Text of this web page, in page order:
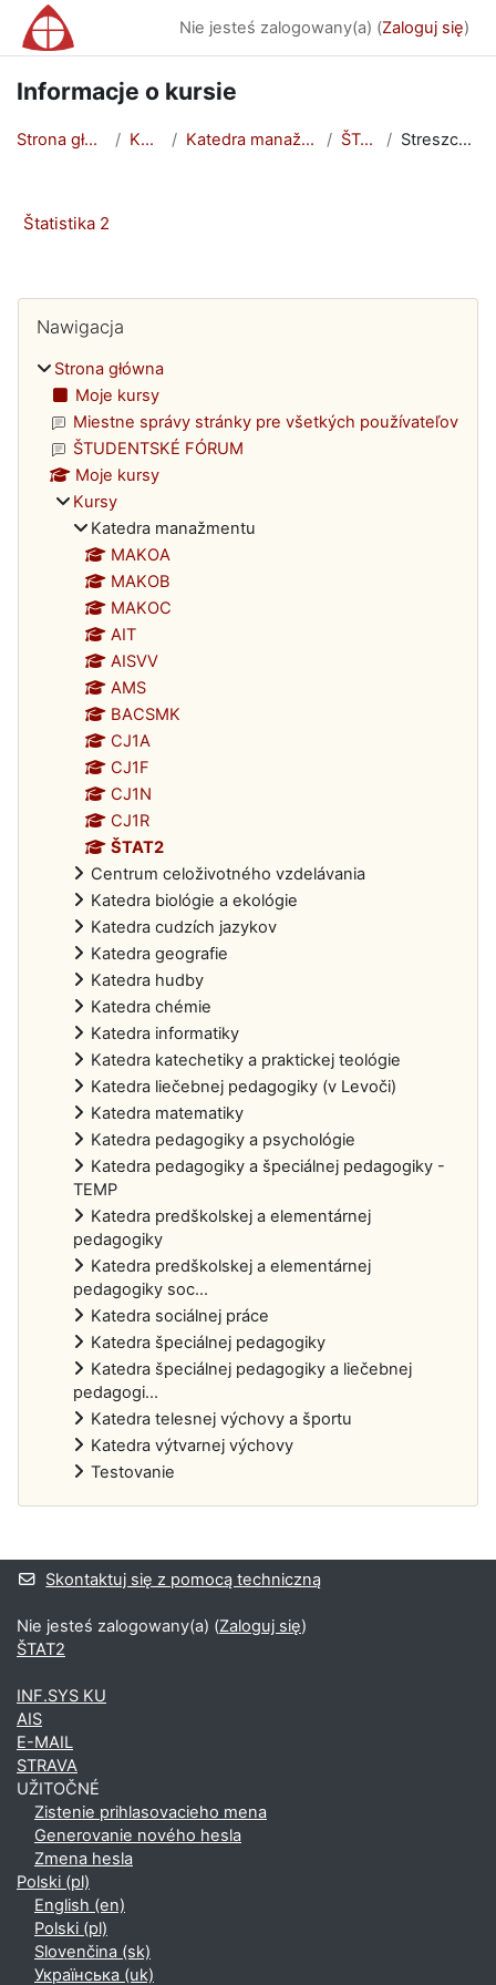
Przejdź do głównej zawartości
Nie jesteś zalogowany(a) (Zaloguj się)
Informacje o kursie
Strona główna Kursy Katedra manažmentu ŠTAT2 Streszczenie
Štatistika 2
Bloki
Nawigacja
Strona główna
Moje kursy
Miestne správy stránky pre všetkých používateľov
ŠTUDENTSKÉ FÓRUM
Moje kursy
Kursy
Katedra manažmentu
MAKOA
MAKOB
MAKOC
AIT
AISVV
AMS
BACSMK
CJ1A
CJ1F
CJ1N
CJ1R
ŠTAT2
Centrum celoživotného vzdelávania
Katedra biológie a ekológie
Katedra cudzích jazykov
Katedra geografie
Katedra hudby
Katedra chémie
Katedra informatiky
Katedra katechetiky a praktickej teológie
Katedra liečebnej pedagogiky (v Levoči)
Katedra matematiky
Katedra pedagogiky a psychológie
Katedra pedagogiky a špeciálnej pedagogiky -
TEMP
Katedra predškolskej a elementárnej
pedagogiky
Katedra predškolskej a elementárnej
pedagogiky soc...
Katedra sociálnej práce
Katedra špeciálnej pedagogiky
Katedra špeciálnej pedagogiky a liečebnej
pedagogi...
Katedra telesnej výchovy a športu
Katedra výtvarnej výchovy
Testovanie
Bloki uzupełniające
Skontaktuj się z pomocą techniczną
Nie jesteś zalogowany(a) (Zaloguj się)
ŠTAT2
INF.SYS KU
AIS
E-MAIL
STRAVA
UŽITOČNÉ
Zistenie prihlasovacieho mena
Generovanie nového hesla
Zmena hesla
Polski ‎(pl)‎
English ‎(en)‎
Polski ‎(pl)‎
Slovenčina ‎(sk)‎
Українська ‎(uk)‎